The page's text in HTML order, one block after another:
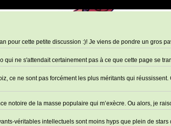
pour cette petite discussion :)! Je viens de pondre un gros
qui ne s'attendait certainement pas à ce que cette page se
ce ne sont pas forcément les plus méritants qui réussissent.
notoire de la masse populaire qui m’exècre. Ou alors, je
véritables intellectuels sont moins hyps que plein de stars